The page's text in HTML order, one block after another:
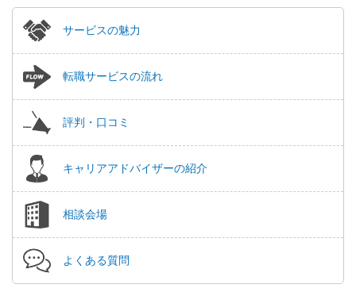
サービスの魅力
転職サービスの流れ
評判・口コミ
キャリアアドバイザーの紹介
相談会場
よくある質問